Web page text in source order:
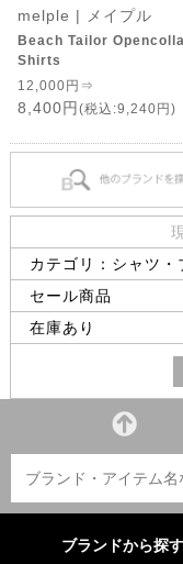
melple | メイプル
Beach Tailor
Shirts
12,000円⇒
8,400円 (税込:9,240円)
カテゴリ：シャツ・
セール商品
在庫あり
ブランドから探す